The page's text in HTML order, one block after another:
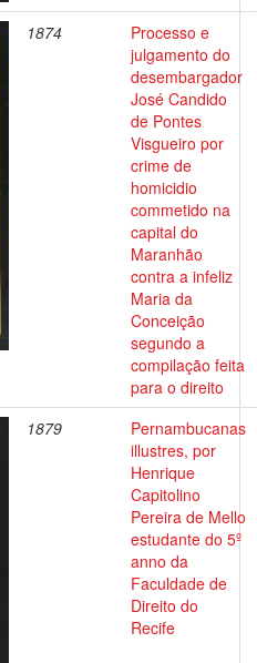
1874
Processo e
julgamento do
desembargador
José Candido
de Pontes
Visgueiro por
crime de
homicidio
commetido na
capital do
Maranhão
contra a infeliz
Maria da
Conceição
segundo a
compilação feita
para o direito
1879
Pernambucanas
illustres, por
Henrique
Capitolino
Pereira de Mello
estudante do 5º
anno da
Faculdade de
Direito do
Recife